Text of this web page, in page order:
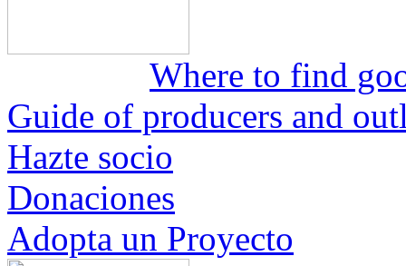
Where to find
Guide of producers and
Hazte socio
Donaciones
Adopta un Proyecto